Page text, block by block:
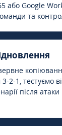
або Google
та
2-1, тестуємо
після